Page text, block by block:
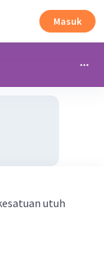
Masuk
utuh